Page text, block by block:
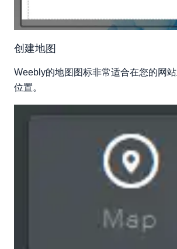
创建地图
Weebly的地图图标非常适合在您的网
位置。